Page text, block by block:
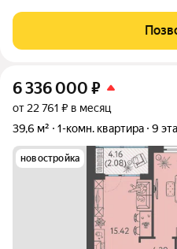
Бесплатные игровая комната
подростков; Широкие лоджии до
6 336 000 ₽
от 22 761 ₽ в месяц
39,6 м²
1-комн. квартира 9
новостройка